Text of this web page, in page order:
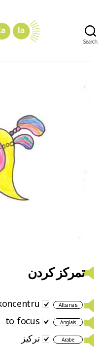
Search
تمرکز کردن
Albanais
Anglais
to focus
Arabe تركيز